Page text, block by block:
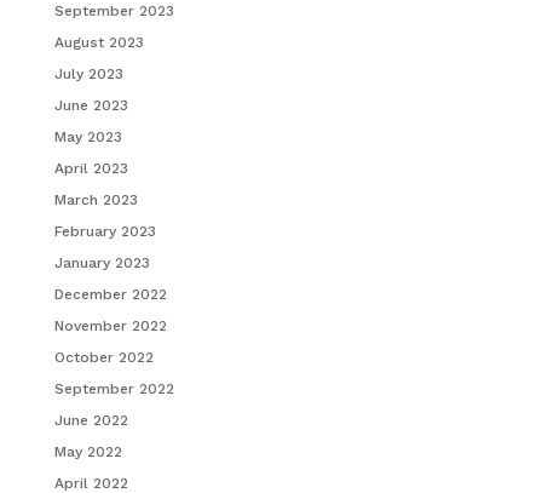
September 2023
August 2023
July 2023
June 2023
May 2023
April 2023
March 2023
February 2023
January 2023
December 2022
November 2022
October 2022
September 2022
June 2022
May 2022
April 2022